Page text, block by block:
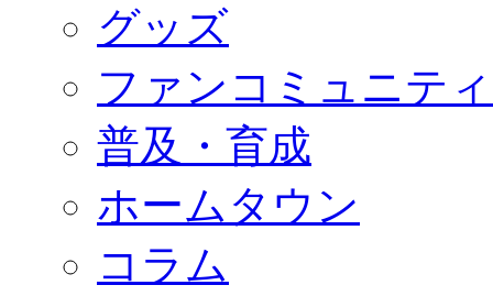
ACADEMY
アカデミーについて
コーチ&スタッフ
ジュニア
ジュニアユース
ユース
練習拠点（ナラディーア）
SCHOOL
CLUB
パートナー募集
クラブ理念
グッズ
ファンコミュニティ
普及・育成
ホームタウン
コラム